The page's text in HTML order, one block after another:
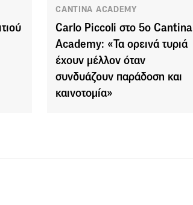
CANTINA ACADEMY
Carlo Piccoli στο 5ο Cantina
Academy: «Τα ορεινά τυριά
έχουν μέλλον όταν
συνδυάζουν παράδοση και
καινοτομία»